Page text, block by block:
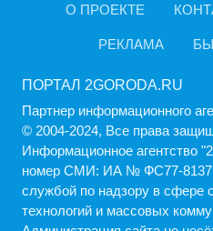
О ПРОЕКТЕ
РЕКЛАМА
ПОРТАЛ 2GORODA.RU
Партнер информационного
© 2004-2024, Все права
Информационное агентство
номер СМИ: ИА № ФС77-
службой по надзору в сфере
технологий и массовых